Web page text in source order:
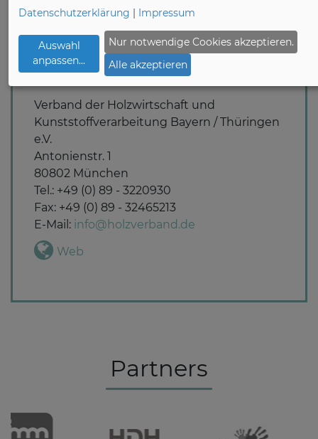
paid to fair competition and equal
opportunities for all companies, as well as to
press and public relations work.
Verband der Holzwirtschaft und
Kunststoffverarbeitung Bayern / Thüringen
e.V.
Antonienstr. 1
80802 München
Tel.: +49 (0) 89 - 3220930
Fax: +49 (0) 89 - 32465213
E-Mail: info@holzverband.de
Web
Partners
Datenschutzerklärung | Impressum
Auswahl
anpassen...
Nur notwendige Cookies akzeptieren.
Alle akzeptieren